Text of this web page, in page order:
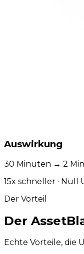
Auswirkung
30 Minuten → 2
15x schneller ·
Der Vorteil
Der
Echte Vorteile, die